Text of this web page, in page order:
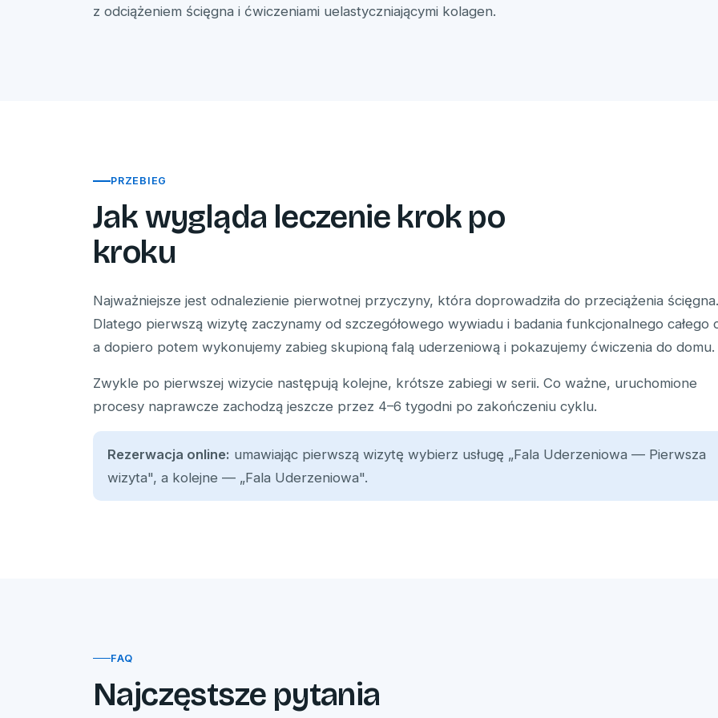
z odciążeniem ścięgna i ćwiczeniami uelastyczniającymi kolagen.
PRZEBIEG
Jak wygląda leczenie krok po
kroku
Najważniejsze jest odnalezienie pierwotnej przyczyny, która doprowadziła do przeciążenia ścięgna.
Dlatego pierwszą wizytę zaczynamy od szczegółowego wywiadu i badania funkcjonalnego całego
a dopiero potem wykonujemy zabieg skupioną falą uderzeniową i pokazujemy ćwiczenia do domu.
Zwykle po pierwszej wizycie następują kolejne, krótsze zabiegi w serii. Co ważne, uruchomione
procesy naprawcze zachodzą jeszcze przez 4–6 tygodni po zakończeniu cyklu.
Rezerwacja online: umawiając pierwszą wizytę wybierz usługę „Fala Uderzeniowa — Pierwsza
wizyta", a kolejne — „Fala Uderzeniowa".
FAQ
Najczęstsze pytania